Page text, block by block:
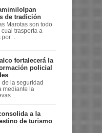
de tradición
Marotas son todo
trasporta a
...
fortalecerá la
policial
de la seguridad
mediante la
...
a la
de turismo